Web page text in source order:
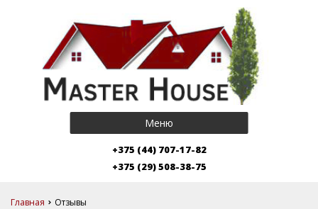
Меню
+375 (44) 707-17-82
+375 (29) 508-38-75
Главная Отзывы